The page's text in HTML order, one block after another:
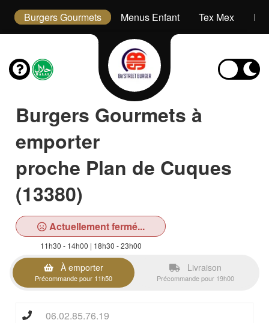
Burgers Gourmets Menus Enfant Tex Mex
Burgers Gourmets à
emporter
proche Plan de Cuques
(13380)
Actuellement fermé...
11h30 - 14h00 | 18h30 - 23h00
À emporter
Précommande pour 11h50
Livraison
Précommande pour 19h00
06.02.85.76.19